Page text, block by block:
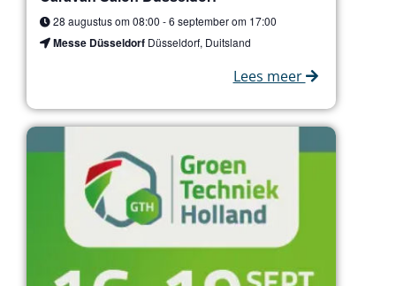
28 augustus om 08:00 -6 september om 17:00
Messe Düsseldorf Düsseldorf, Duitsland
Lees meer